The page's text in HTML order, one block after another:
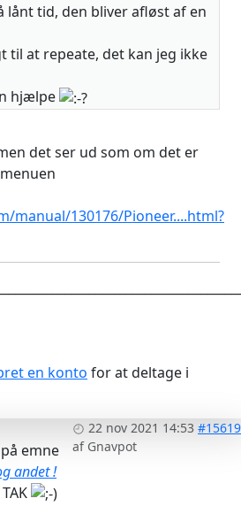
lånt tid, den bliver afløst af en
til at repeate, det kan jeg ikke
hjælpe
det ser ud som om det er
manual/130176/Pioneer....html?
en konto for at deltage i
22 nov 2021 14:53 #15619
af Gnavpot
emne
andet !